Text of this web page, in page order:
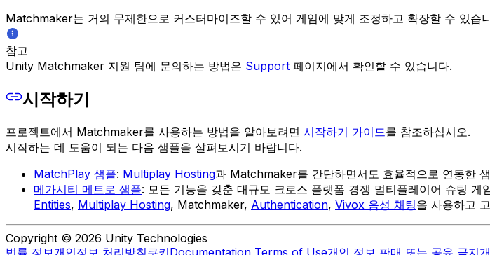
Matchmaker는 거의 무제한으로 커스터마이즈할 수 있어 게임에 맞게 조정하고 확장할 수 있습
참고
Unity Matchmaker 지원 팀에 문의하는 방법은 Support 페이지에서 확인할 수 있습니다.
시작하기
프로젝트에서 Matchmaker를 사용하는 방법을 알아보려면 시작하기 가이드를 참조하십시오.
시작하는 데 도움이 되는 다음 샘플을 살펴보시기 바랍니다.
MatchPlay 샘플: Multiplay Hosting과 Matchmaker를 간단하면서도 효율적으로 연동한
메가시티 메트로 샘플: 모든 기능을 갖춘 대규모 크로스 플랫폼 경쟁 멀티플레이어 슈팅 게
Entities, Multiplay Hosting, Matchmaker, Authentication, Vivox 음성 채팅을 사용하고
Copyright © 2026 Unity Technologies